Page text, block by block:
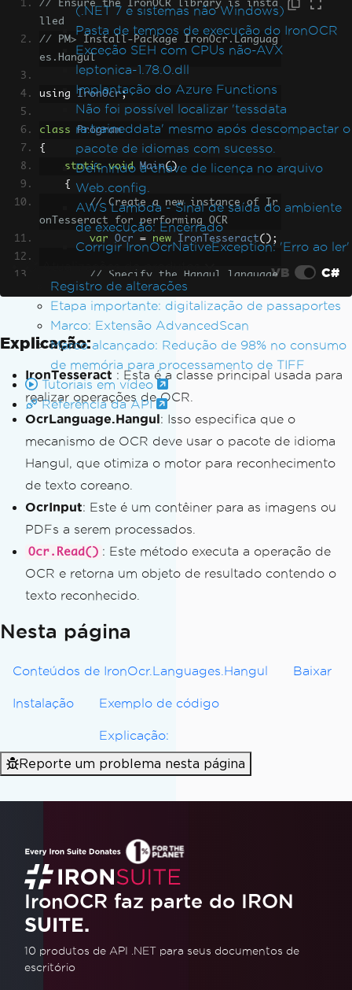
(.NET 7 e sistemas não Windows)
Pasta de tempos de execução do IronOCR
Exceção SEH com CPUs não-AVX
leptonica-1.78.0.dll
Implantação do Azure Functions
Não foi possível localizar 'tessdata
ra.traineddata' mesmo após descompactar o
pacote de idiomas com sucesso.
Definindo a chave de licença no arquivo
Web.config.
AWS Lambda - Sinal de saída do ambiente
de execução: Encerrado
Corrigir IronOcrNativeException: 'Erro ao ler'
Atualizações de produtos
Registro de alterações
Etapa importante: digitalização de passaportes
Marco: Extensão AdvancedScan
Marco alcançado: Redução de 98% no consumo
de memória para processamento de TIFF
Tutoriais em vídeo
Referência da API
// Ensure the IronOCR library is insta
lled
// PM> Install-Package IronOcr.Languag
es.Hangul
using IronOcr;
class
Program
{
static
void Main()
{
// Create a new instance of Ir
onTesseract for performing OCR
var
Ocr = new IronTesseract();
// Specify the Hangul language
pack for better accuracy with Korean t
exts
Ocr.Language = OcrLanguage
gul;
// Load the image or PDF you w
ant to read
        using
(var Input = new
OcrInpu
t(@"images\Hangul.png"))
text from the image
var
Result = Ocr .Read (Inpu
t);
var
// Output the text to the
Console.WriteLine(AllTex
VB C#
Explicação:
IronTesseract : Esta é a classe principal usada para
realizar operações de OCR.
OcrLanguage.Hangul: Isso especifica que o
mecanismo de OCR deve usar o pacote de idioma
Hangul, que otimiza o motor para reconhecimento
de texto coreano.
OcrInput: Este é um contêiner para as imagens ou
PDFs a serem processados.
Ocr.Read() : Este método executa a operação de
OCR e retorna um objeto de resultado contendo o
texto reconhecido.
Nesta página
Conteúdos de IronOcr.Languages.Hangul Baixar
Instalação Exemplo de código
Explicação:
Reporte um problema nesta página
IronOCR faz parte do IRON
SUITE.
10 produtos de API .NET para seus documentos de
escritório